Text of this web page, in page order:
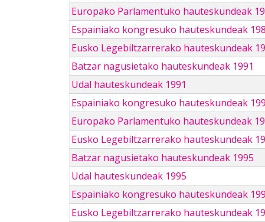
Europako Parlamentuko hauteskundeak
Espainiako kongresuko hauteskundeak
Eusko Legebiltzarrerako hauteskundeak
Batzar nagusietako hauteskundeak 1991
Udal hauteskundeak 1991
Espainiako kongresuko hauteskundeak
Europako Parlamentuko hauteskundeak
Eusko Legebiltzarrerako hauteskundeak
Batzar nagusietako hauteskundeak 1995
Udal hauteskundeak 1995
Espainiako kongresuko hauteskundeak
Eusko Legebiltzarrerako hauteskundeak